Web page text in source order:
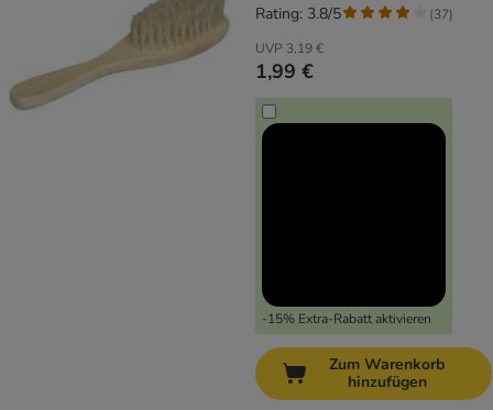
UVP 3,19 €
1,99 €
-15% Extra-Rabatt aktivieren
Rating: 3.8/5 (37)
Zum Warenkorb
hinzufügen